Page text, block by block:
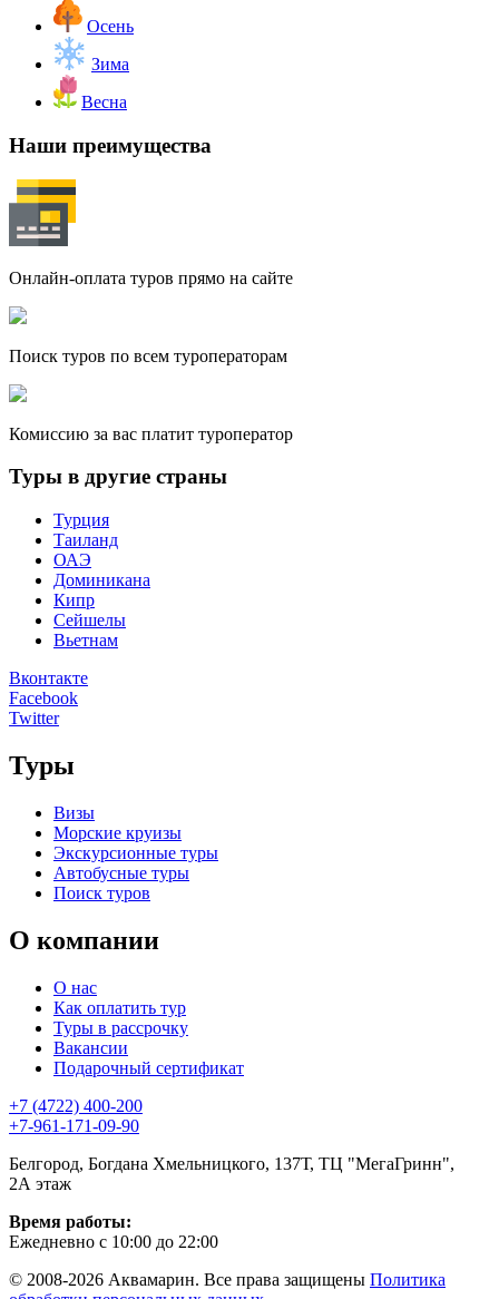
Осень
Зима
Весна
Наши преимущества
Онлайн-оплата туров прямо на сайте
Поиск туров по всем туроператорам
Комиссию за вас платит туроператор
Туры в другие страны
Турция
Таиланд
ОАЭ
Доминикана
Кипр
Сейшелы
Вьетнам
Вконтакте
Facebook
Twitter
Туры
Визы
Морские круизы
Экскурсионные туры
Автобусные туры
Поиск туров
О компании
О нас
Как оплатить тур
Туры в рассрочку
Вакансии
Подарочный сертификат
+7 (4722) 400-200
+7-961-171-09-90
Белгород, Богдана Хмельницкого, 137Т, ТЦ "МегаГринн",
2А этаж
Время работы:
Ежедневно с 10:00 до 22:00
© 2008-2026 Аквамарин. Все права защищены Политика